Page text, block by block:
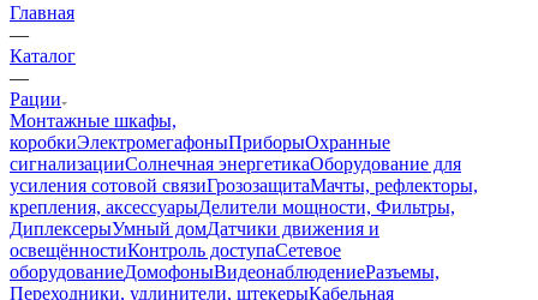
Главная
—
Каталог
—
Рации
Монтажные шкафы,
коробкиЭлектромегафоныПриборыОхранные
сигнализацииСолнечная энергетикаОборудование для
усиления сотовой связиГрозозащитаМачты, рефлекторы,
крепления, аксессуарыДелители мощности, Фильтры,
ДиплексерыУмный домДатчики движения и
освещённостиКонтроль доступаСетевое
оборудованиеДомофоныВидеонаблюдениеРазъемы,
Переходники, удлинители, штекерыКабельная